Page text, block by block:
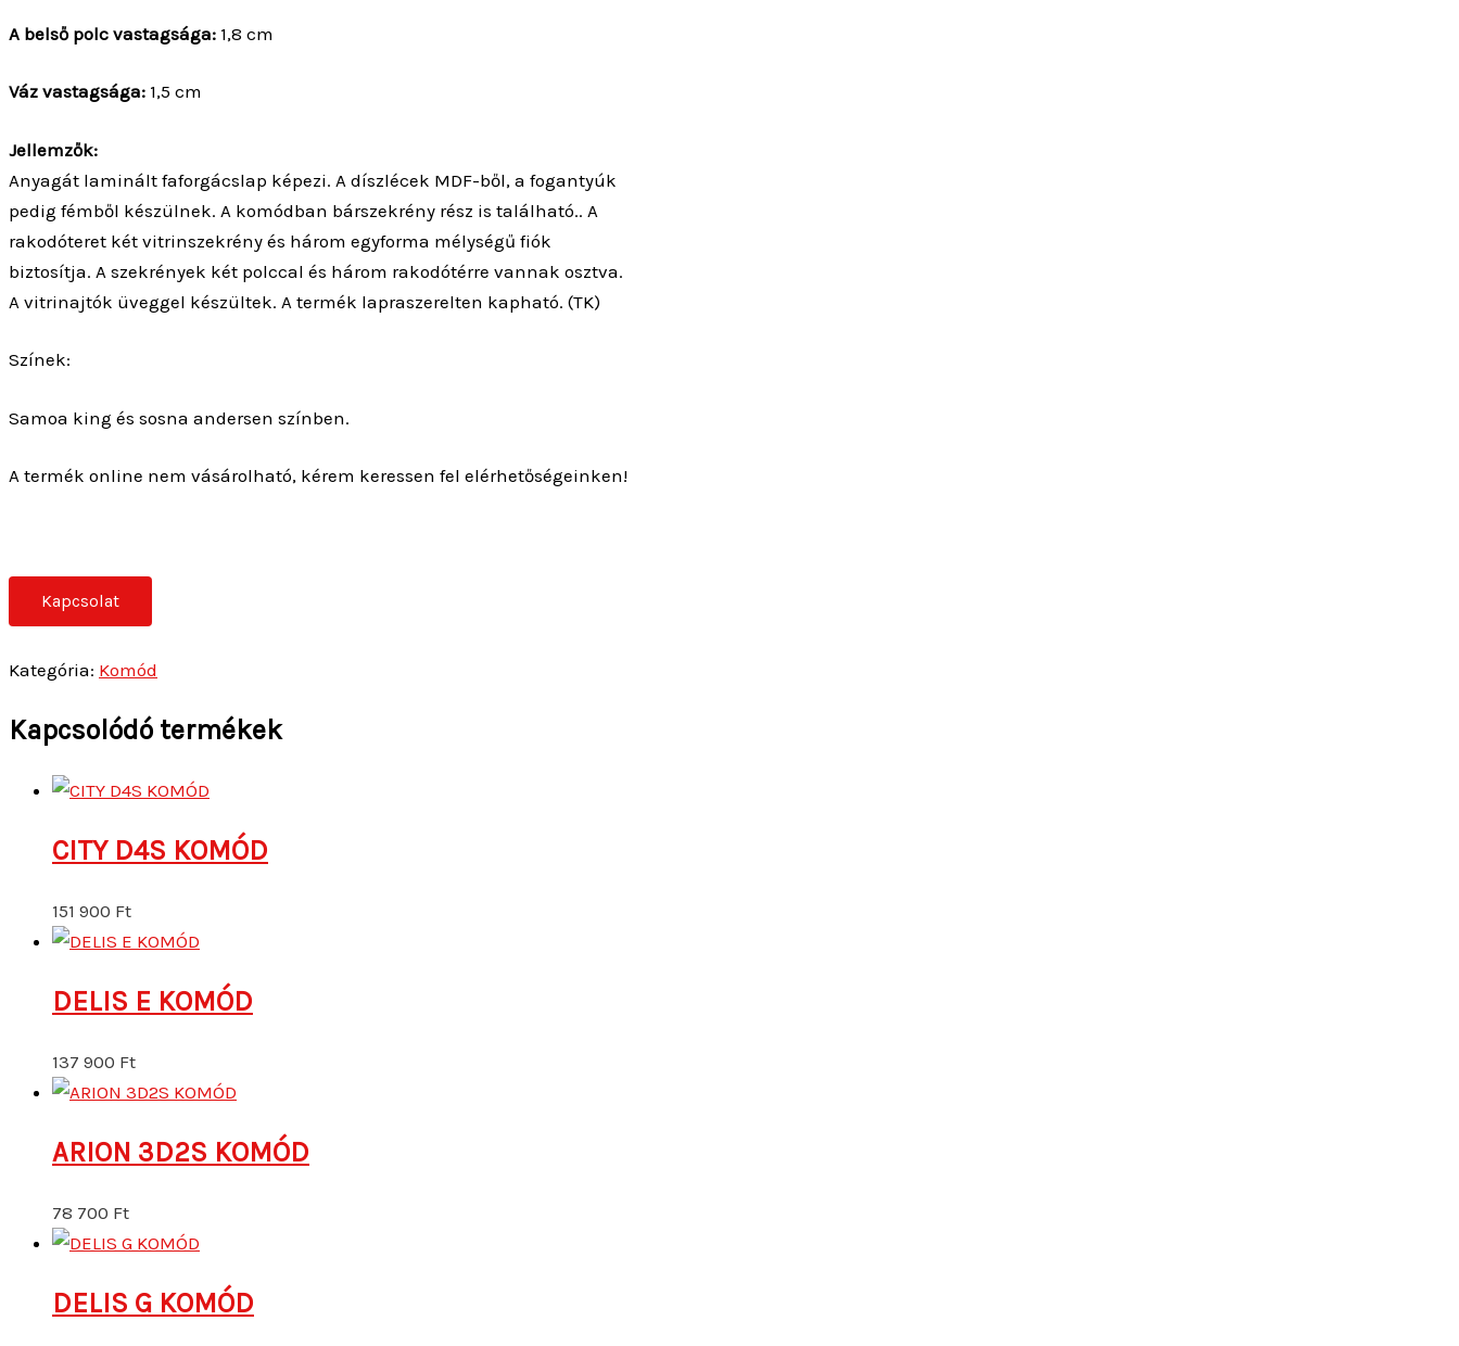
biztosítja. A szekrények két polccal és három rakodótérre vannak osztva.
Samoa king és sosna andersen színben.
A termék online nem vásárolható, kérem keressen fel elérhetőségeinken!
CITY D4S KOMÓD
151 900Ft
DELIS E KOMÓD
137 900Ft
ARION 3D2S KOMÓD
78 700 Ft
DELIS G KOMÓD
166 500 Ft